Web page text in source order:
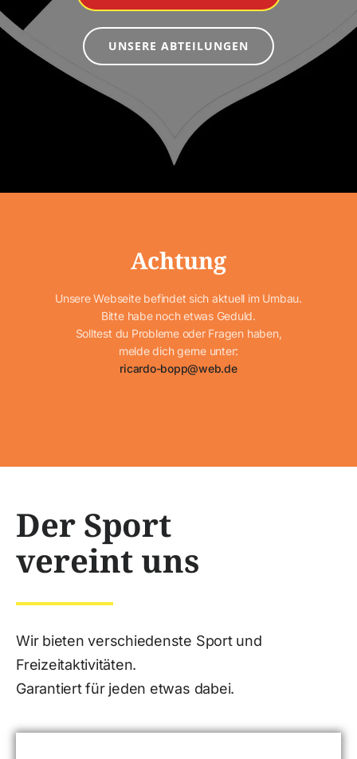
UNSERE ABTEILUNGEN
Achtung
Unsere Webseite befindet sich aktuell im Umbau.
Bitte habe noch etwas Geduld.
Solltest du Probleme oder Fragen haben,
melde dich gerne unter:
ricardo-bopp@web.de
Der Sport
vereint uns
Wir bieten verschiedenste Sport und
Freizeitaktivitäten.
Garantiert für jeden etwas dabei.